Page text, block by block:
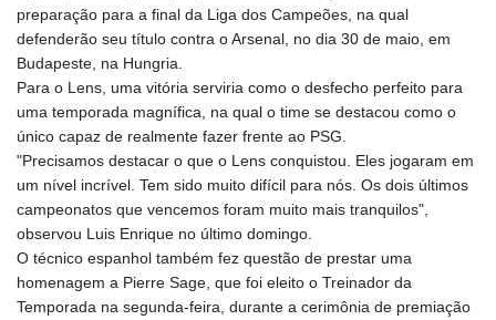
preparação para a final da Liga dos Campeões, na qual
defenderão seu título contra o Arsenal, no dia 30 de maio, em
Budapeste, na Hungria.
Para o Lens, uma vitória serviria como o desfecho perfeito para
uma temporada magnífica, na qual o time se destacou como o
único capaz de realmente fazer frente ao PSG.
"Precisamos destacar o que o Lens conquistou. Eles jogaram em
um nível incrível. Tem sido muito difícil para nós. Os dois últimos
campeonatos que vencemos foram muito mais tranquilos",
observou Luis Enrique no último domingo.
O técnico espanhol também fez questão de prestar uma
homenagem a Pierre Sage, que foi eleito o Treinador da
Temporada na segunda-feira, durante a cerimônia de premiação